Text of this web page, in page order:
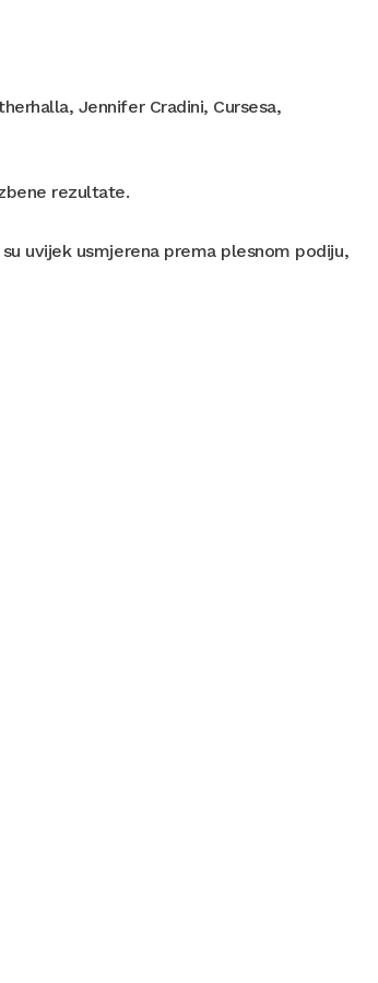
Jennifer Cradini, Cursesa,
rezultate.
uvijek usmjerena prema plesnom podiju,